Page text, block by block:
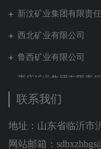
新汶矿业集团有限责任
西北矿业有限公司
鲁西矿业有限公司
枣庄矿业集团有限责
兖矿新疆能化有限公司
山东泰山地勘集团
新能源集团有限公司
联系我们
地址：山东省临沂市
网站邮箱：